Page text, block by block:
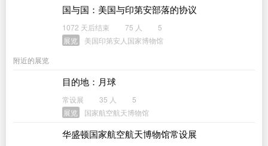
国与国：美国与印第安部落的协议
1072 天后结束 75 人
5
展览
美国印第安人国家博物馆
附近的展览
目的地：月球
常设展 35 人
5
展览
国家航空航天博物馆
华盛顿国家航空航天博物馆常设展